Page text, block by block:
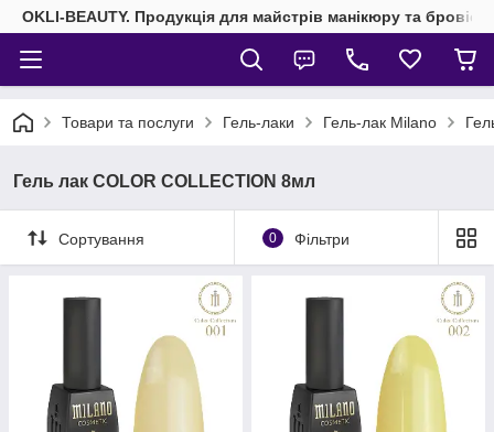
OKLI-BEAUTY. Продукція для майстрів манікюру та
Товари та послуги Гель-лаки Гель-лак Milano
Гель лак COLOR COLLECTION 8мл
Сортування 0 Фільтри